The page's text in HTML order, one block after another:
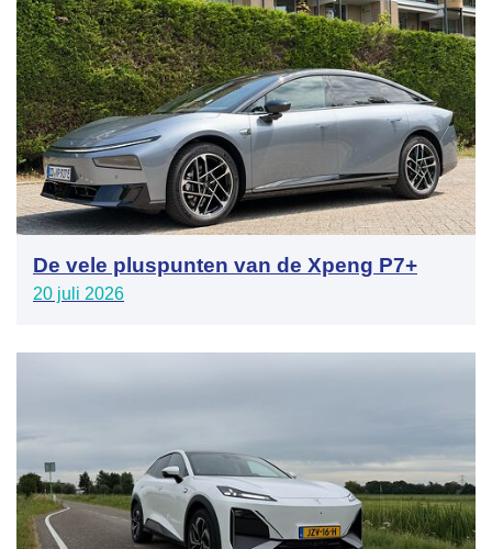
De vele pluspunten van de Xpeng P7+
20 juli 2026